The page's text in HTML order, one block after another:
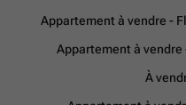
Appartement à vendre -
Appartement à vendre
À